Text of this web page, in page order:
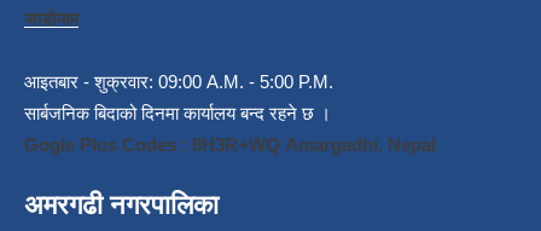
जाडोयाम
आइतबार - शुक्रवार: 09:00 A.M. - 5:00 P.M.
सार्बजनिक बिदाको दिनमा कार्यालय बन्द रहने छ ।
Gogle Plus Codes : 8H3R+WQ Amargadhi, Nepal
अमरगढी नगरपालिका